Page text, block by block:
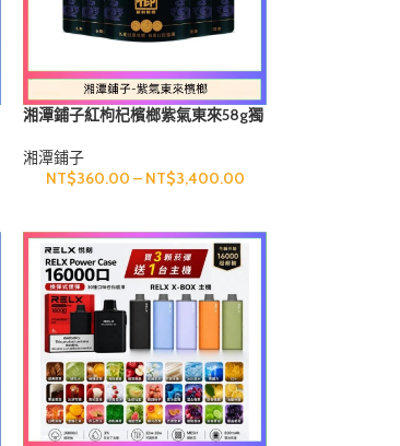
哪吒小煙油30ML（50MG）
NT$600.00
湘潭鋪子紅枸杞檳榔紫氣東來58g獨
湘潭鋪子
NT$360.00 – NT$3,400.00